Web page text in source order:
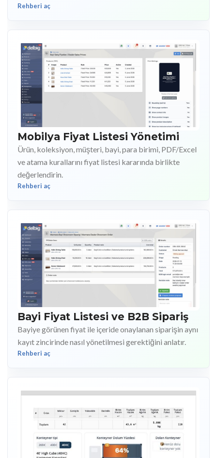
Rehberi aç
Mobilya Fiyat Listesi Yönetimi
Ürün, koleksiyon, müşteri, bayi, para birimi, PDF/Excel
ve atama kurallarını fiyat listesi kararında birlikte
değerlendirin.
Rehberi aç
Bayi Fiyat Listesi ve B2B Sipariş
Bayiye görünen fiyat ile içeride onaylanan siparişin aynı
kayıt zincirinde nasıl yönetilmesi gerektiğini anlatır.
Rehberi aç